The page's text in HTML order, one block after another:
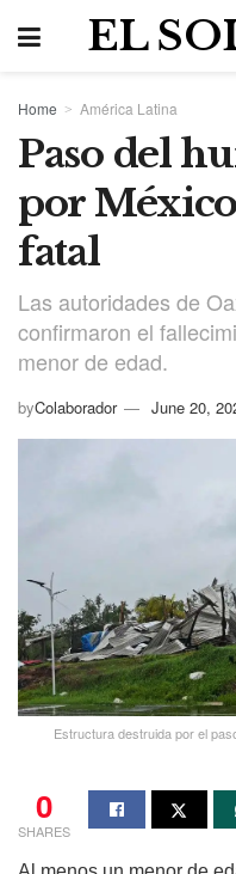
EL
Home América Latina
Paso del
por
fatal
Las autoridades de
confirmaron el
menor de edad.
byColaborador June 20,
Estructura destruida por el
0
SHARES